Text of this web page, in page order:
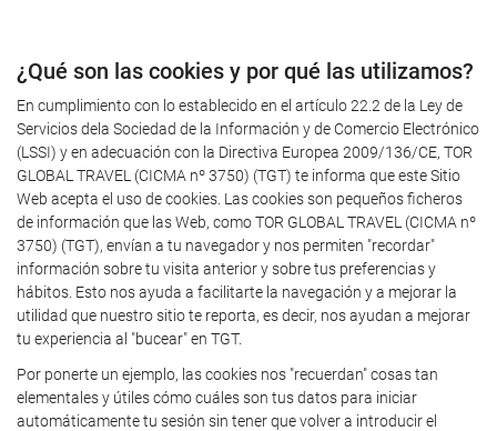
¿Qué son las cookies y por qué las utilizamos?
En cumplimiento con lo establecido en el artículo 22.2 de la Ley de
Servicios dela Sociedad de la Información y de Comercio Electrónico
(LSSI) y en adecuación con la Directiva Europea 2009/136/CE, TOR
GLOBAL TRAVEL (CICMA nº 3750) (TGT) te informa que este Sitio
Web acepta el uso de cookies. Las cookies son pequeños ficheros
de información que las Web, como TOR GLOBAL TRAVEL (CICMA nº
3750) (TGT), envían a tu navegador y nos permiten "recordar"
información sobre tu visita anterior y sobre tus preferencias y
hábitos. Esto nos ayuda a facilitarte la navegación y a mejorar la
utilidad que nuestro sitio te reporta, es decir, nos ayudan a mejorar
tu experiencia al "bucear" en TGT.
Por ponerte un ejemplo, las cookies nos "recuerdan" cosas tan
elementales y útiles cómo cuáles son tus datos para iniciar
automáticamente tu sesión sin tener que volver a introducir el